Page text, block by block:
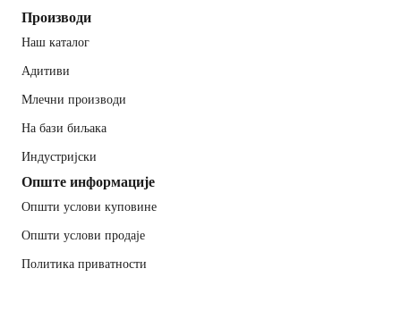
Производи
Наш каталог
Адитиви
Млечни производи
На бази биљака
Индустријски
Опште информације
Општи услови куповине
Општи услови продаје
Политика приватности